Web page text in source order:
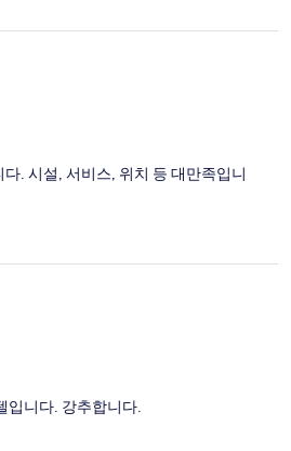
. 시설, 서비스, 위치 등 대만족입니
입니다. 강추합니다.